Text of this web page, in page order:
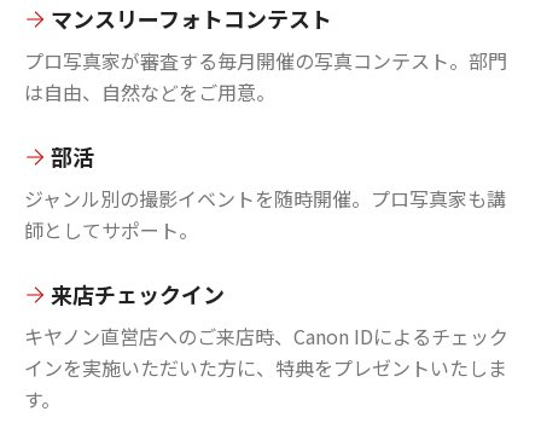
マンスリーフォトコンテスト
プロ写真家が審査する毎月開催の写真コンテスト。部門
は自由、自然などをご用意。
部活
ジャンル別の撮影イベントを随時開催。プロ写真家も講
師としてサポート。
来店チェックイン
キヤノン直営店へのご来店時、Canon IDによるチェック
インを実施いただいた方に、特典をプレゼントいたしま
す。